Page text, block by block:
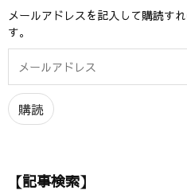
メールアドレスを記入して購読す
す。
ル
ア
ド
購読
【記事検索】